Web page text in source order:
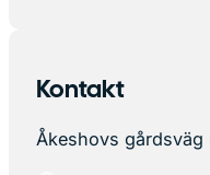
Kontakt
Åkeshovs gårdsväg